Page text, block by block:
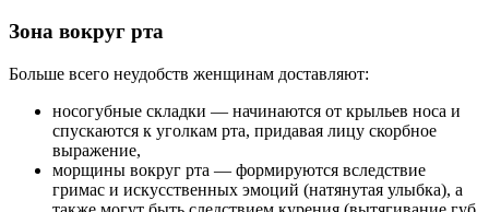
Зона вокруг рта
Больше всего неудобств женщинам доставляют:
носогубные складки — начинаются от крыльев носа и
спускаются к уголкам рта, придавая лицу скорбное
выражение,
морщины вокруг рта — формируются вследствие
гримас и искусственных эмоций (натянутая улыбка), а